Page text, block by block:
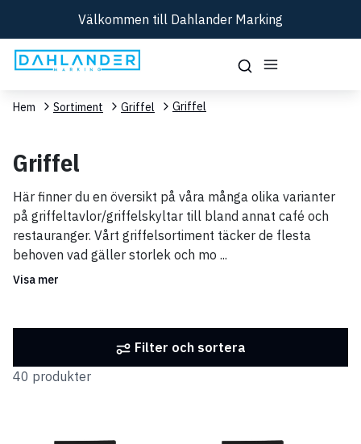
Välkommen till Dahlander Marking
Hem Sortiment Griffel Griffel
Griffel
Här finner du en översikt på våra många olika varianter
på griffeltavlor/griffelskyltar till bland annat café och
restauranger. Vårt griffelsortiment täcker de flesta
behoven vad gäller storlek och mo ...
Visa mer
Filter och sortera
40 produkter